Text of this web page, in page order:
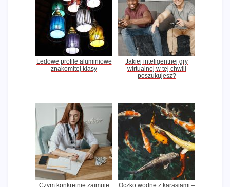
Ledowe profile aluminiowe
znakomitej klasy
Jakiej inteligentnej gry
wirtualnej w tej chwili
poszukujesz?
Czym konkretnie zajmuje
Oczko wodne z karasiami –